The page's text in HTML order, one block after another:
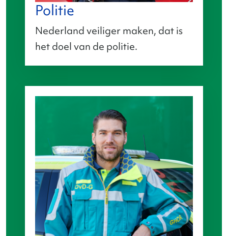
Politie
Nederland veiliger maken, dat is
het doel van de politie.